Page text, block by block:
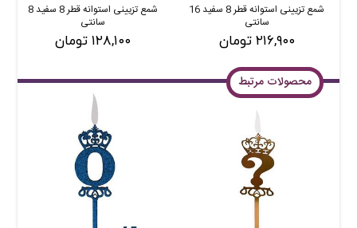
شمع تزیینی استوانه قطر 8 سفید 16
سانتی
۲۱۶,۹۰۰ تومان
شمع تزیینی استوانه قطر 8 سفید 8
سانتی
۱۲۸,۱۰۰ تومان
محصولات مرتبط